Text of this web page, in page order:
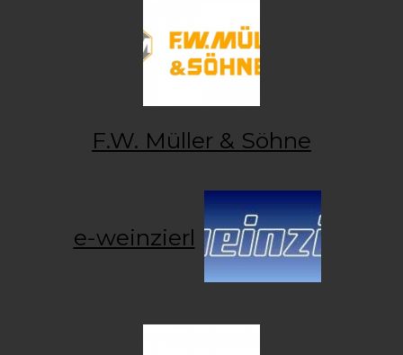
F.W. Müller & Söhne
e-weinzierl